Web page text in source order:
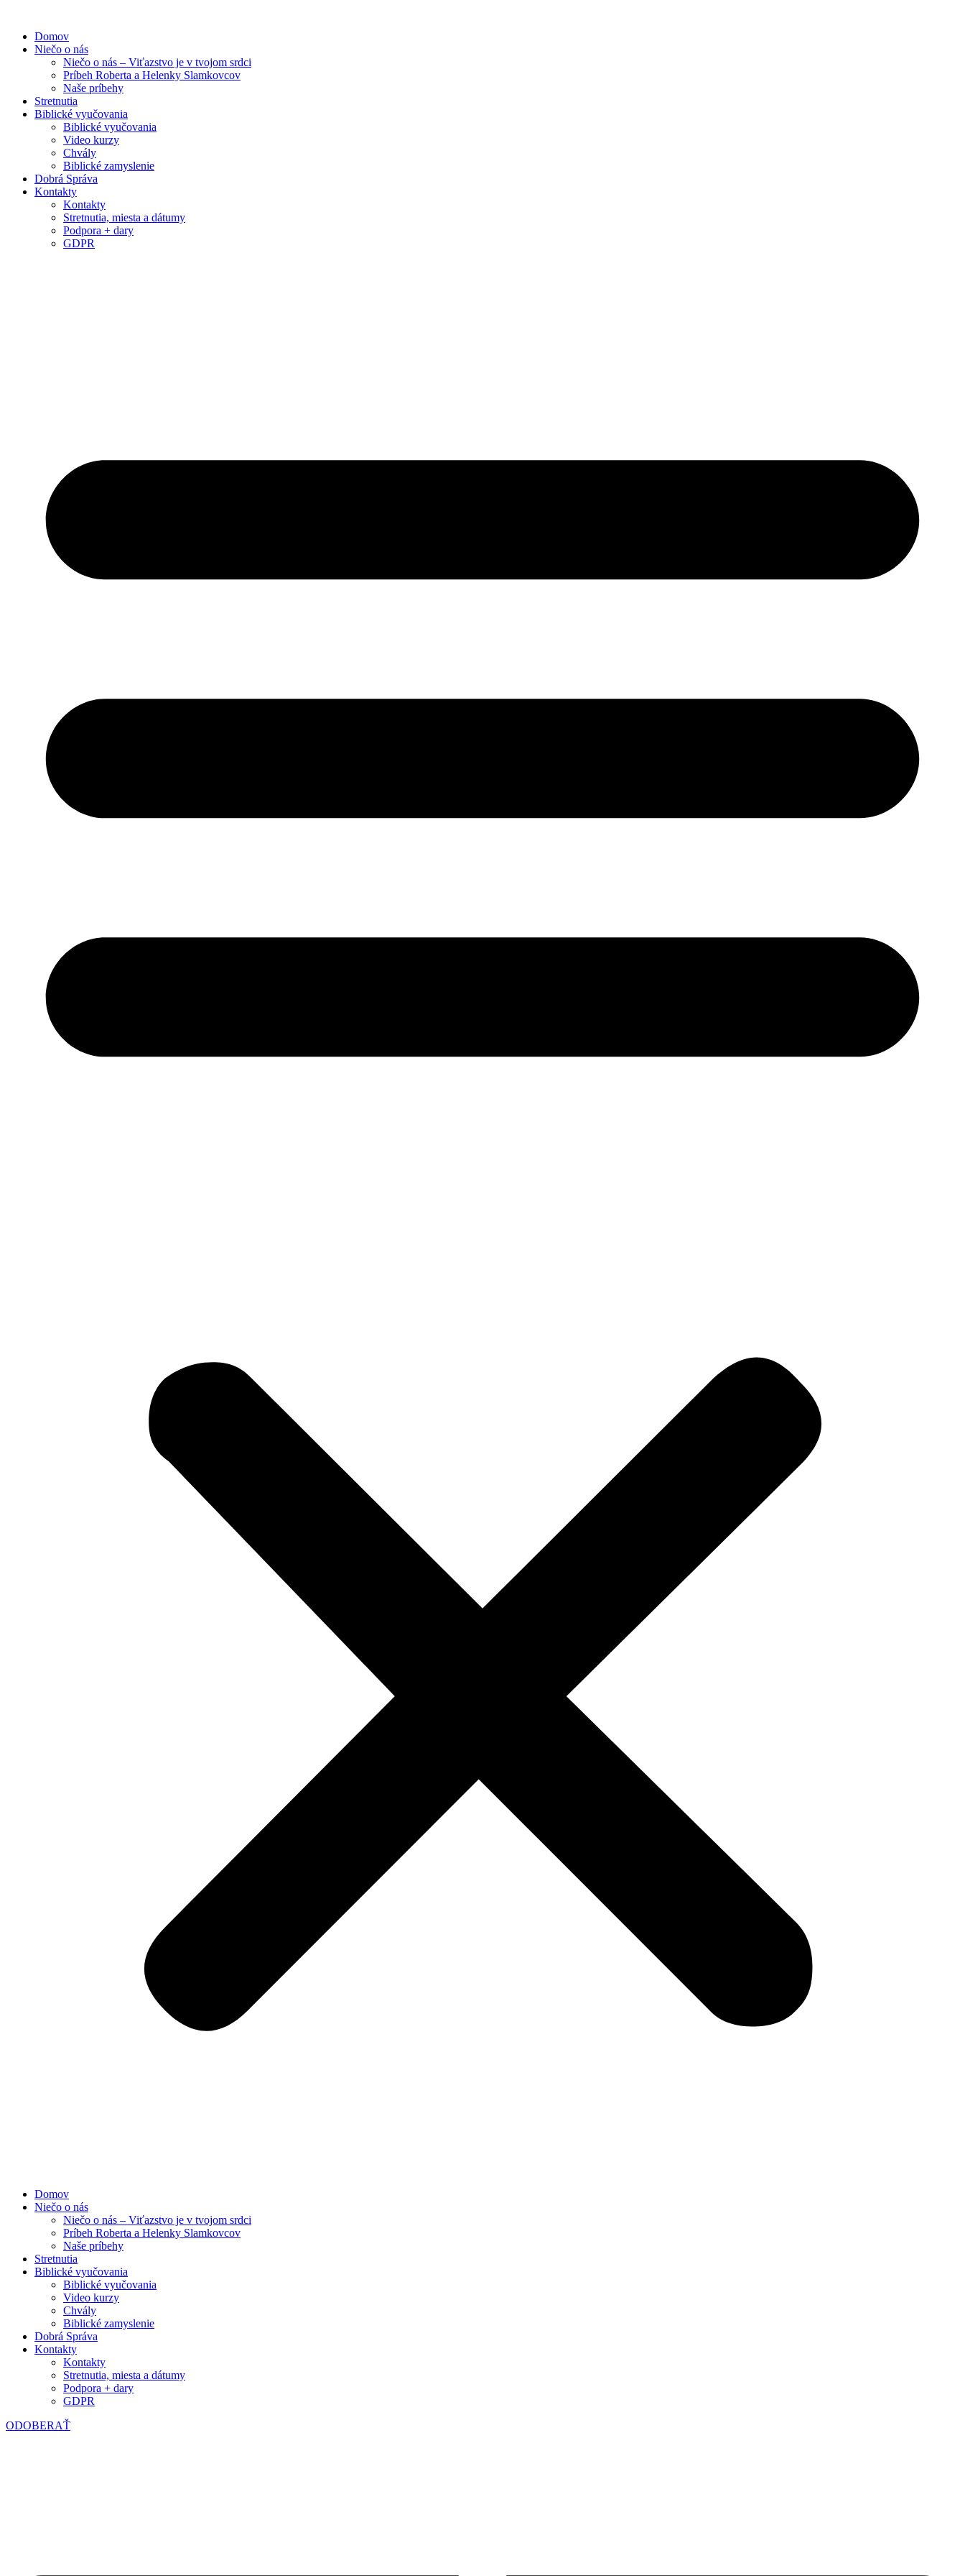
obsah
Domov
Niečo o nás
Niečo o nás – Viťazstvo je v tvojom srdci
Príbeh Roberta a Helenky Slamkovcov
Naše príbehy
Stretnutia
Biblické vyučovania
Biblické vyučovania
Video kurzy
Chvály
Biblické zamyslenie
Dobrá Správa
Kontakty
Kontakty
Stretnutia, miesta a dátumy
Podpora + dary
GDPR
Domov
Niečo o nás
Niečo o nás – Viťazstvo je v tvojom srdci
Príbeh Roberta a Helenky Slamkovcov
Naše príbehy
Stretnutia
Biblické vyučovania
Biblické vyučovania
Video kurzy
Chvály
Biblické zamyslenie
Dobrá Správa
Kontakty
Kontakty
Stretnutia, miesta a dátumy
Podpora + dary
GDPR
ODOBERAŤ